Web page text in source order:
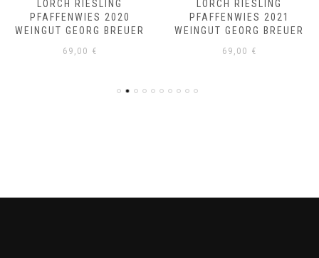
LORCH RIESLING
PFAFFENWIES 2020
WEINGUT GEORG BREUER
69,00 €
LORCH RIESLING
PFAFFENWIES 2021
WEINGUT GEORG BREUER
69,00 €